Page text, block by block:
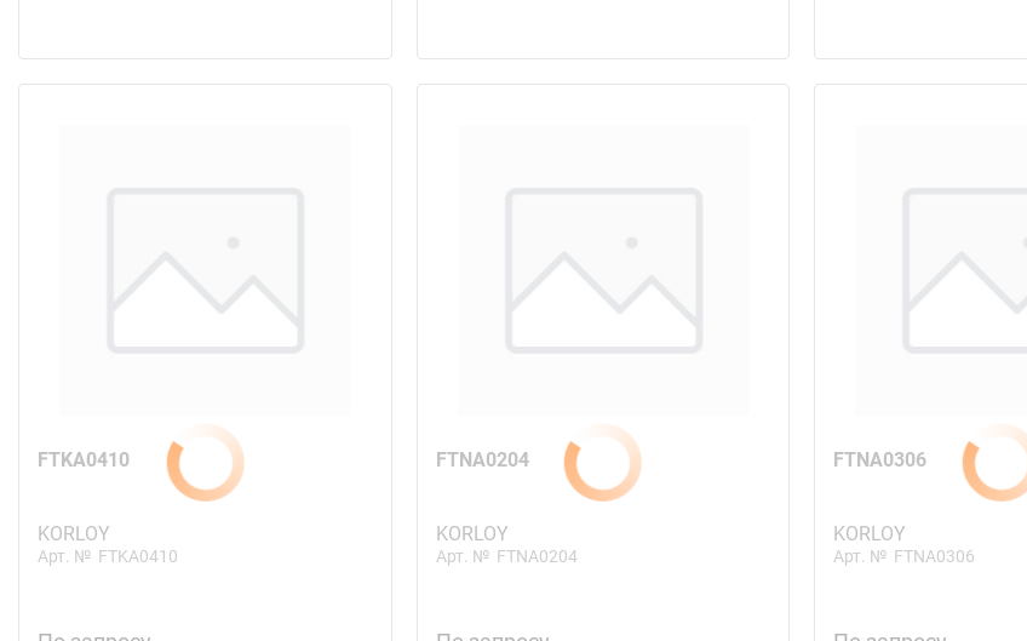
FTKA0410
KORLOY
Арт. № FTKA0410
FTNA0204
KORLOY
Арт. № FTNA0204
FTNA0306
KORLOY
Арт. № FTNA0306